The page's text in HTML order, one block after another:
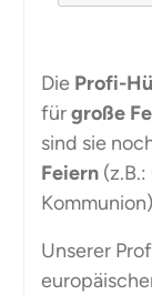
Die Profi-
fürgroße
sind sie
Feiern(z.B.:
Unserer